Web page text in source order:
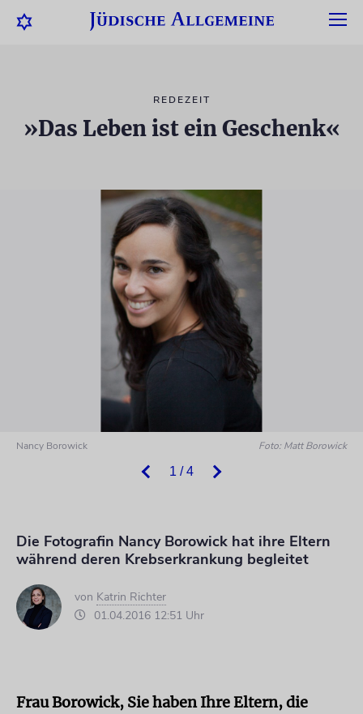
REDEZEIT
»Das Leben ist ein Geschenk«
1 / 4
Nancy Borowick Foto: Matt Borowick
Die Fotografin Nancy Borowick hat ihre Eltern
während deren Krebserkrankung begleitet
von Katrin Richter
01.04.2016 12:51 Uhr
Frau Borowick, Sie haben Ihre Eltern, die